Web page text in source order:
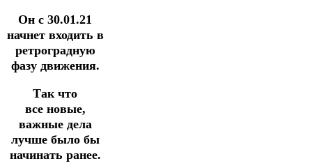
Он с 30.01.21
начнет входить в
ретроградную
фазу движения.
Так что
все новые,
важные дела
лучше было бы
начинать ранее.